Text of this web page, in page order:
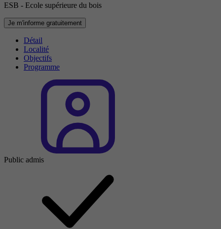
ESB - Ecole supérieure du bois
Je m'informe gratuitement
Détail
Localité
Objectifs
Programme
Public admis